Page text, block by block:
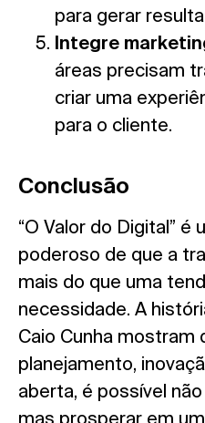
para gerar
Integre
áreas precisam
criar uma
para o cliente.
Conclusão
“O Valor do Digital” é
poderoso de que a
mais do que uma
necessidade. A
Caio Cunha mostram
planejamento,
aberta, é possível
mas prosperar em